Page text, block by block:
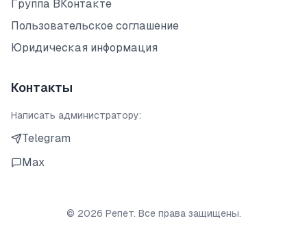
Группа ВКонтакте
Пользовательское соглашение
Юридическая информация
Контакты
Написать администратору:
Telegram
Max
© 2026 Репет. Все права защищены.